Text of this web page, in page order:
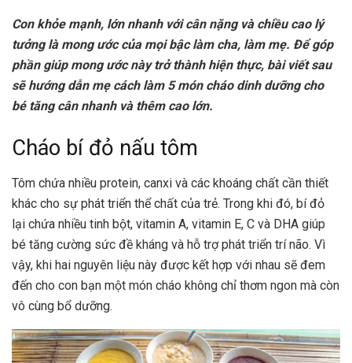
Con khỏe mạnh, lớn nhanh với cân nặng và chiều cao lý
tưởng là mong ước của mọi bậc làm cha, làm mẹ. Để góp
phần giúp mong ước này trở thành hiện thực, bài viết sau
sẽ hướng dẫn mẹ cách làm 5 món cháo dinh dưỡng cho
bé tăng cân nhanh và thêm cao lớn.
Cháo bí đỏ nấu tôm
Tôm chứa nhiều protein, canxi và các khoáng chất cần thiết
khác cho sự phát triển thể chất của trẻ. Trong khi đó, bí đỏ
lại chứa nhiều tinh bột, vitamin A, vitamin E, C và DHA giúp
bé tăng cường sức đề kháng và hỗ trợ phát triển trí não. Vì
vậy, khi hai nguyên liệu này được kết hợp với nhau sẽ đem
đến cho con bạn một món cháo không chỉ thơm ngon mà còn
vô cùng bổ dưỡng.